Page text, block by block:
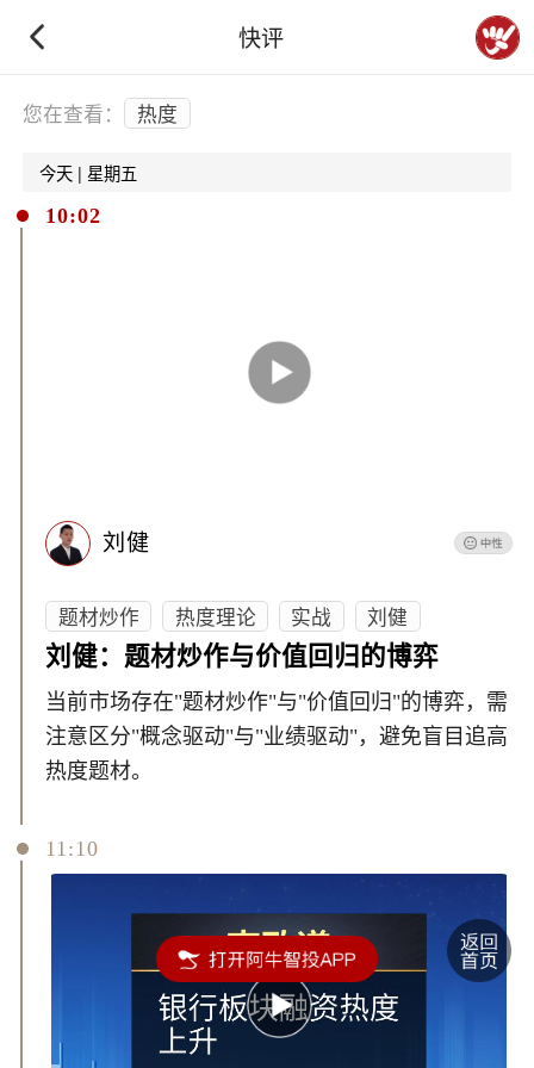
快评
下拉刷新
您在查看： 热度
今天 | 星期五
10:02
刘健
题材炒作 热度理论 实战
刘健
刘健：题材炒作与价值回归的博弈
当前市场存在"题材炒作"与"价值回归"的博弈，需
注意区分"概念驱动"与"业绩驱动"，避免盲目追高
热度题材。
11:10